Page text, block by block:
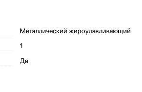
Металлический жироулавливающий
1
Да